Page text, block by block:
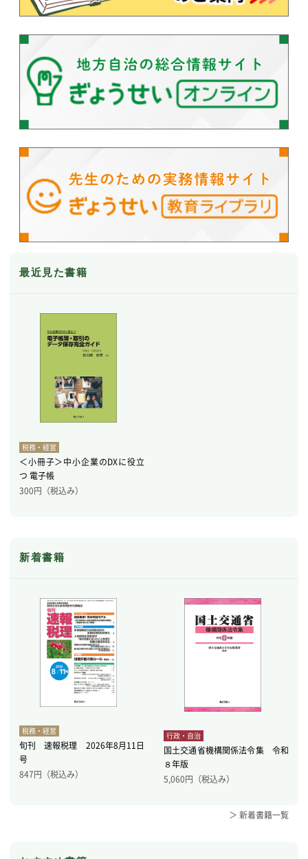
最近見た書籍
税務・経営
＜小冊子＞中小企業のDXに役立
つ 電子帳
300円（税込み）
新着書籍
税務・経営
旬刊 速報税理 2026年8月11日
号
847円（税込み）
行政・自治
国土交通省機構関係法令集 令和
８年版
5,060円（税込み）
＞ 新着書籍一覧